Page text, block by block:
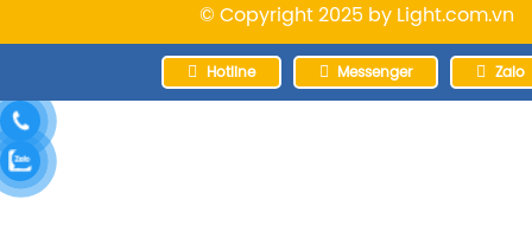
© Copyright 2025 by Light.com.vn
Hotline Messenger Zalo